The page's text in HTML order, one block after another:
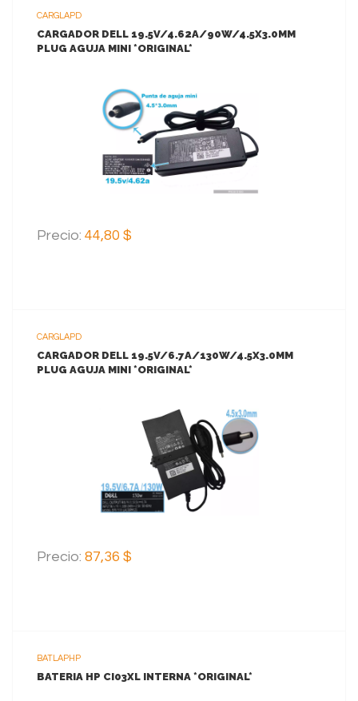
CARGLAPD
CARGADOR DELL 19.5V/4.62A/90W/4.5X3.0MM
PLUG AGUJA MINI *ORIGINAL*
AGREGAR AL CARRITO
Precio: 44,80 $
CARGLAPD
CARGADOR DELL 19.5V/6.7A/130W/4.5X3.0MM
PLUG AGUJA MINI *ORIGINAL*
VER MAS
AGREGAR AL CARRITO
Precio: 87,36 $
BATLAPHP
BATERIA HP CI03XL INTERNA *ORIGINAL*